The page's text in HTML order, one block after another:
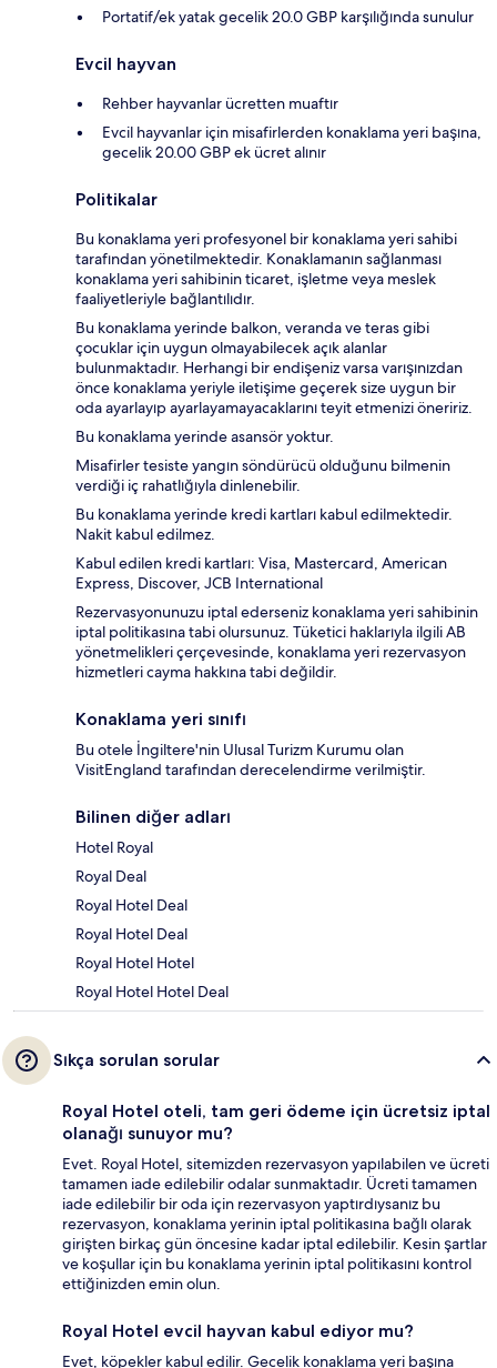
Portatif/ek yatak gecelik 20.0 GBP karşılığında sunulur
Evcil hayvan
Rehber hayvanlar ücretten muaftır
Evcil hayvanlar için misafirlerden konaklama yeri başına,
gecelik 20.00 GBP ek ücret alınır
Politikalar
Bu konaklama yeri profesyonel bir konaklama yeri sahibi
tarafından yönetilmektedir. Konaklamanın sağlanması
konaklama yeri sahibinin ticaret, işletme veya meslek
faaliyetleriyle bağlantılıdır.
Bu konaklama yerinde balkon, veranda ve teras gibi
çocuklar için uygun olmayabilecek açık alanlar
bulunmaktadır. Herhangi bir endişeniz varsa varışınızdan
önce konaklama yeriyle iletişime geçerek size uygun bir
oda ayarlayıp ayarlayamayacaklarını teyit etmenizi öneririz.
Bu konaklama yerinde asansör yoktur.
Misafirler tesiste yangın söndürücü olduğunu bilmenin
verdiği iç rahatlığıyla dinlenebilir.
Bu konaklama yerinde kredi kartları kabul edilmektedir.
Nakit kabul edilmez.
Kabul edilen kredi kartları: Visa, Mastercard, American
Express, Discover, JCB International
Rezervasyonunuzu iptal ederseniz konaklama yeri sahibinin
iptal politikasına tabi olursunuz. Tüketici haklarıyla ilgili AB
yönetmelikleri çerçevesinde, konaklama yeri rezervasyon
hizmetleri cayma hakkına tabi değildir.
Konaklama yeri sınıfı
Bu otele İngiltere'nin Ulusal Turizm Kurumu olan
VisitEngland tarafından derecelendirme verilmiştir.
Bilinen diğer adları
Hotel Royal
Royal Deal
Royal Hotel Deal
Royal Hotel Deal
Royal Hotel Hotel
Royal Hotel Hotel Deal
Sıkça sorulan sorular
Royal Hotel oteli, tam geri ödeme için ücretsiz iptal
olanağı sunuyor mu?
Evet. Royal Hotel, sitemizden rezervasyon yapılabilen ve ücreti
tamamen iade edilebilir odalar sunmaktadır. Ücreti tamamen
iade edilebilir bir oda için rezervasyon yaptırdıysanız bu
rezervasyon, konaklama yerinin iptal politikasına bağlı olarak
girişten birkaç gün öncesine kadar iptal edilebilir. Kesin şartlar
ve koşullar için bu konaklama yerinin iptal politikasını kontrol
ettiğinizden emin olun.
Royal Hotel evcil hayvan kabul ediyor mu?
Evet, köpekler kabul edilir. Gecelik konaklama yeri başına